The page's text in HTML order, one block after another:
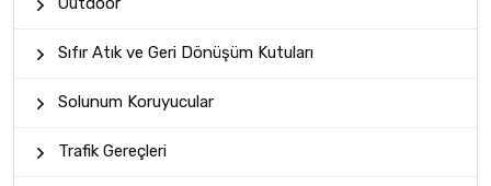
Sıfır Atık ve Geri Dönüşüm Kutuları
Solunum Koruyucular
Trafik Gereçleri